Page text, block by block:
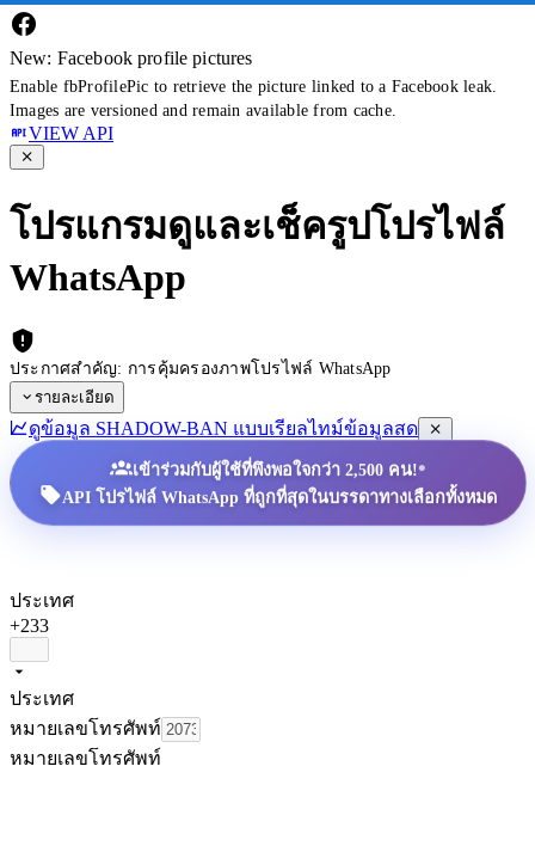
New: Facebook profile pictures
Enable fbProfilePic to retrieve the picture linked to a Facebook leak.
Images are versioned and remain available from cache.
VIEW API
โปรแกรมดูและเช็ครูปโปรไฟล์
WhatsApp
ประกาศสำคัญ: การคุ้มครองภาพโปรไฟล์ WhatsApp
รายละเอียด
ดูข้อมูล SHADOW-BAN แบบเรียลไทม์ข้อมูลสด
เข้าร่วมกับผู้ใช้ที่พึงพอใจกว่า 2,500 คน!•
API โปรไฟล์ WhatsApp ที่ถูกที่สุดในบรรดาทางเลือกทั้งหมด
ประเทศ
+233
ประเทศ
หมายเลขโทรศัพท์
หมายเลขโทรศัพท์